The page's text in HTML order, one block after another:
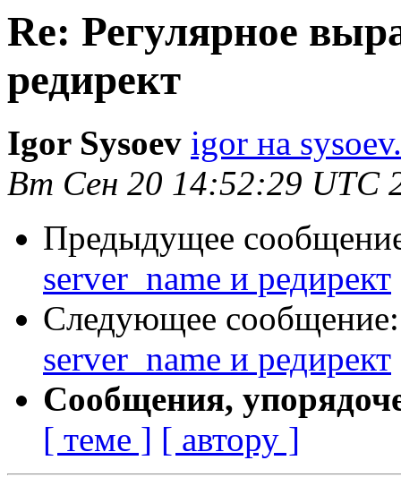
Re: Регулярное
редирект
Igor Sysoev igor на
Вт Сен 20 14:52:29 UTC
Предыдущее
server_name и редирект
Следующее
server_name и редирект
Сообщения,
[ теме ] [ автору ]